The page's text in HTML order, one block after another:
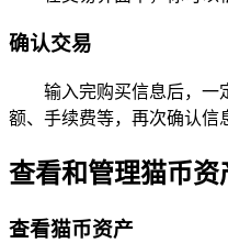
确认交易
输入完购买信息后，一
额、手续费等，再次确认信
查看和管理猫币资
查看猫币资产